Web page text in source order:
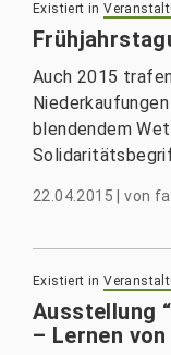
Existiert in
Auch 2015
blendendem
22.04.2015 |von
Existiert in
Ausstellung
– Lernen